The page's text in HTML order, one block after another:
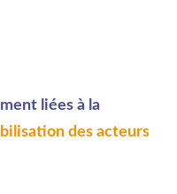
liées à la
des acteurs